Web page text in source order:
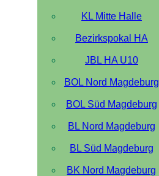
KL Mitte Halle
Bezirkspokal HA
JBL HA U10
BOL Nord Magdeburg
BOL Süd Magdeburg
BL Nord Magdeburg
BL Süd Magdeburg
BK Nord Magdeburg